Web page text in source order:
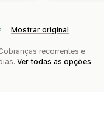
Mostrar original
recorrentes e
Ver todas as opções